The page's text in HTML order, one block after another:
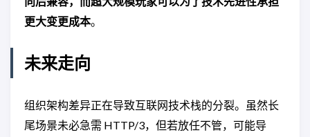
更大变更成本。
未来走向
组织架构差异正在导致互联网技术栈的分裂。虽然长
尾场景未必急需 HTTP/3，但若放任不管，可能导